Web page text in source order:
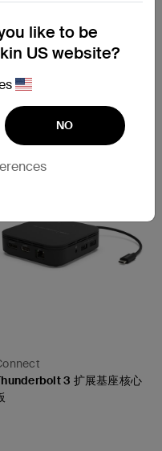
C 6 合 1 核心 GaN 扩展
Price:
3 扩展基座核心
like to be
US website?
NO